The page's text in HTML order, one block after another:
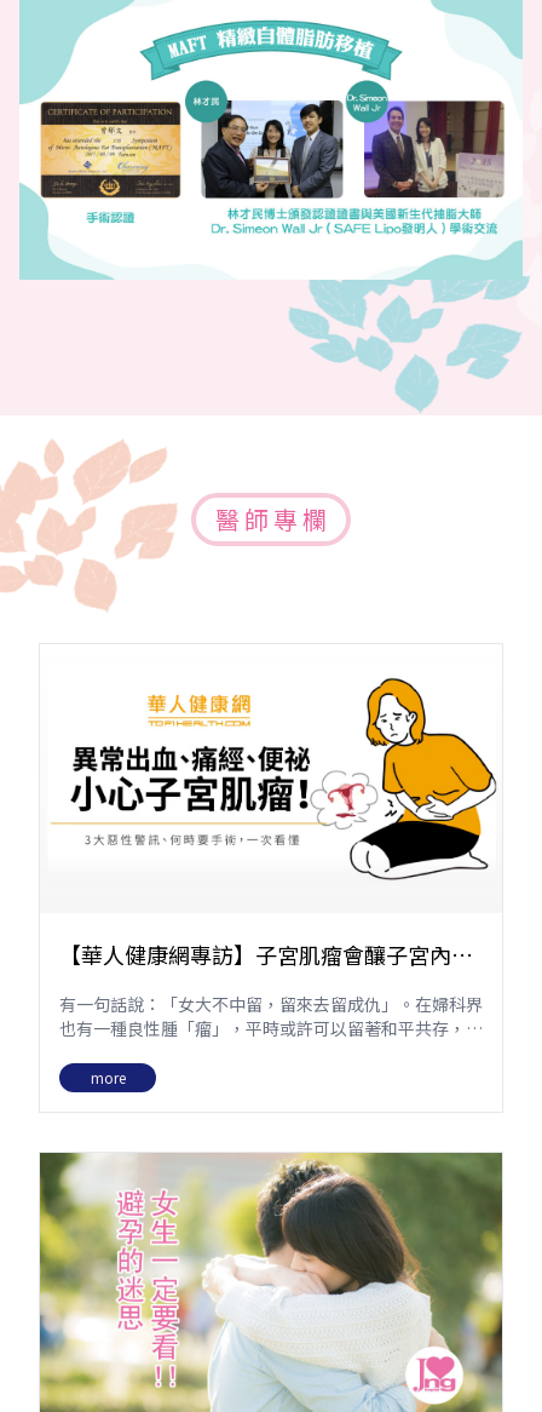
醫 師 專 欄
【華人健康網專訪】子宮肌瘤會釀子宮內膜
癌，非切不可？必知子宮肌瘤6大併發症，
多吃花椰菜護肝
有一句話說：「女大不中留，留來去留成仇」。在婦科界
也有一種良性腫「瘤」，平時或許可以留著和平共存，但
為患。到底是什麼瘤呢？那就是有「婦科第一瘤」之稱的
子宮肌瘤！子宮肌瘤有哪一些併發症要小心，有癌變的風
瘤要多吃花椰菜，保護肝臟呢？
more